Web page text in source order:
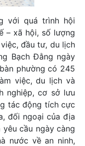
với quá trình hội
– xã hội, số lượng
đầu tư, du lịch
Bạch Đằng ngày
phường có 245
việc, du lịch và
nghiệp, cơ sở lưu
tác động tích cực
đối ngoại của địa
cầu ngày càng
nước về an ninh,